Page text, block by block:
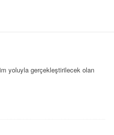
yoluyla gerçekleştirilecek olan